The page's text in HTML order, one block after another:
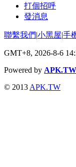
打個招呼
發消息
聯繫我們|小黑屋|手
GMT+8, 2026-8-6
Powered by APK.TW
© 2013 APK.TW